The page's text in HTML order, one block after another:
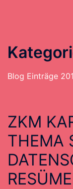
Blog Einträge
ZKM
THEMA